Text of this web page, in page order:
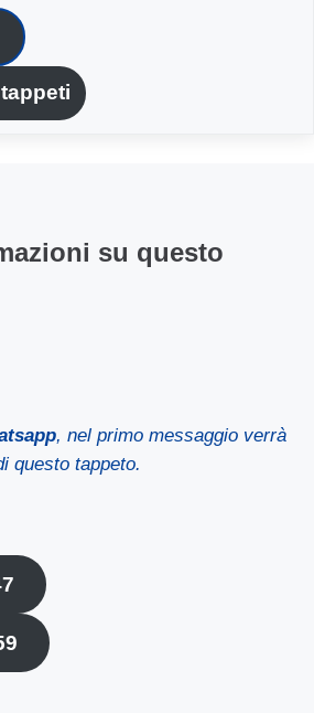
su questo
, nel primo messaggio verrà
questo tappeto.